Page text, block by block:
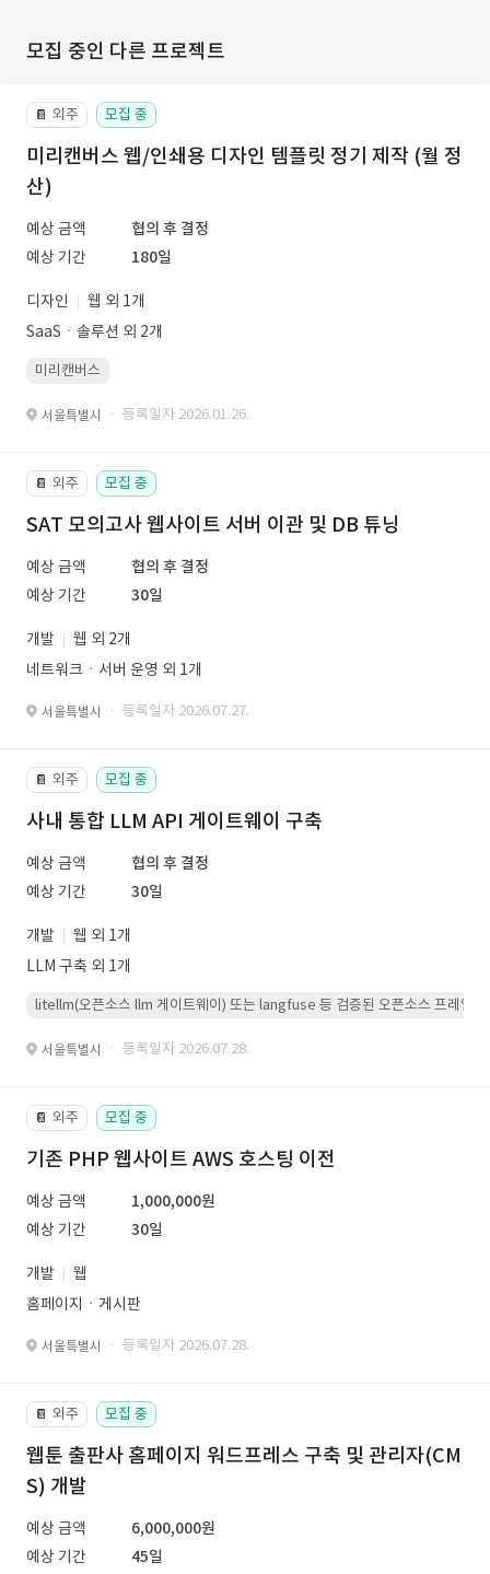
모집 중인 다른 프로젝트
📔 외주 모집 중
미리캔버스 웹/인쇄용 디자인 템플릿 정기 제작 (월 정
산)
예상 금액
협의 후 결정
예상 기간
180일
디자인
웹 외 1개
SaaSㆍ솔루션 외 2개
미리캔버스
서울특별시 · 등록일자 2026.01.26.
📔 외주 모집 중
SAT 모의고사 웹사이트 서버 이관 및 DB 튜닝
예상 금액
협의 후 결정
예상 기간
30일
개발
웹 외 2개
네트워크ㆍ서버 운영 외 1개
서울특별시 · 등록일자 2026.07.27.
📔 외주 모집 중
사내 통합 LLM API 게이트웨이 구축
예상 금액
협의 후 결정
예상 기간
30일
개발
웹 외 1개
LLM 구축 외 1개
litellm(오픈소스 llm 게이트웨이) 또는 langfuse 등 검증된 오픈소스 프레임워
서울특별시 · 등록일자 2026.07.28.
📔 외주 모집 중
기존 PHP 웹사이트 AWS 호스팅 이전
예상 금액
1,000,000원
예상 기간
30일
개발
웹
홈페이지ㆍ게시판
서울특별시 · 등록일자 2026.07.28.
📔 외주 모집 중
웹툰 출판사 홈페이지 워드프레스 구축 및 관리자(CM
S) 개발
예상 금액
6,000,000원
예상 기간
45일